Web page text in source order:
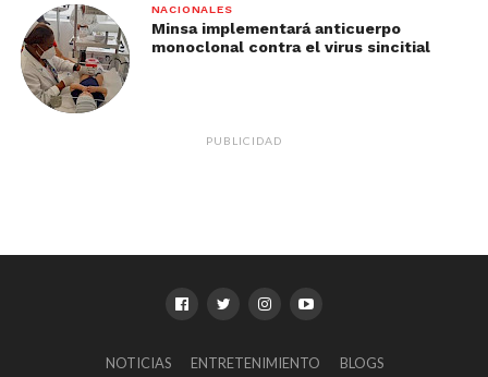
NACIONALES
Minsa implementará anticuerpo
monoclonal contra el virus sincitial
PUBLICIDAD
NOTICIAS ENTRETENIMIENTO BLOGS